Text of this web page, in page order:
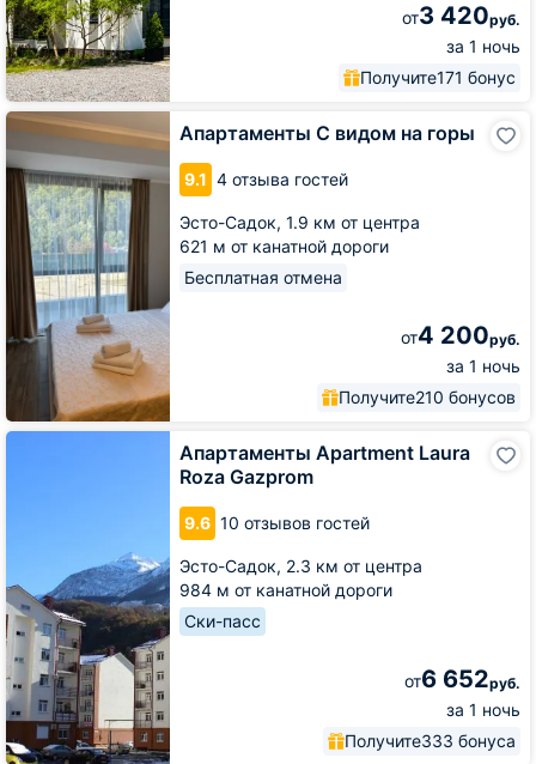
от3 420руб.
за 1 ночь
Получите171 бонус
Апартаменты С видом на горы
9.1 4 отзыва гостей
Эсто-Садок, 1.9 км от центра
621 м от канатной дороги
Бесплатная отмена
от4 200руб.
за 1 ночь
Получите210 бонусов
Апартаменты
видом
горы
Апартаменты Apartment Laura
Roza Gazprom
9.6 10 отзывов гостей
Эсто-Садок, 2.3 км от центра
984 м от канатной дороги
Ски-пасс
от6 652руб.
за 1 ночь
Получите333 бонуса
Апартаменты